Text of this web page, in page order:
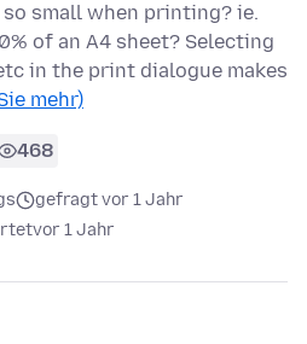
so small when printing? ie.
of an A4 sheet? Selecting
in the print dialogue makes
mehr)
468
gefragt vor 1 Jahr
vor 1 Jahr